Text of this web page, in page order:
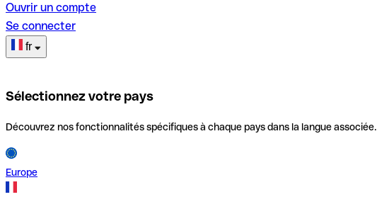
Ouvrir un compte
Se connecter
fr
Sélectionnez votre pays
Découvrez nos fonctionnalités spécifiques à chaque pays dans la langue associée.
Europe